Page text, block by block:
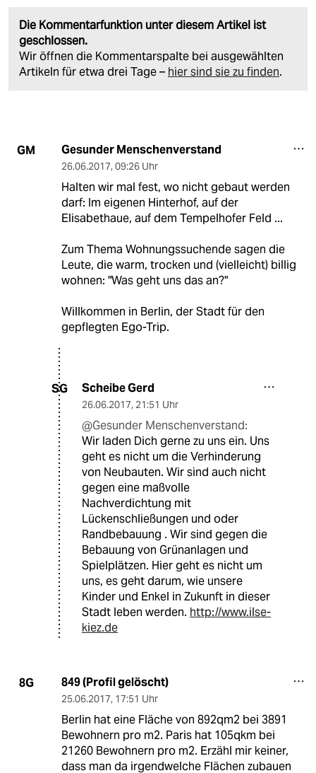
Die Kommentarfunktion unter diesem Artikel ist
geschlossen.
Wir öffnen die Kommentarspalte bei ausgewählten
Artikeln für etwa drei Tage – hier sind sie zu finden.
GM Gesunder Menschenverstand
26.06.2017, 09:26 Uhr
Halten wir mal fest, wo nicht gebaut werden
darf: Im eigenen Hinterhof, auf der
Elisabethaue, auf dem Tempelhofer Feld ...
Zum Thema Wohnungssuchende sagen die
Leute, die warm, trocken und (vielleicht) billig
wohnen: "Was geht uns das an?"
Willkommen in Berlin, der Stadt für den
gepflegten Ego-Trip.
SG Scheibe Gerd
26.06.2017, 21:51 Uhr
@Gesunder Menschenverstand:
Wir laden Dich gerne zu uns ein. Uns
geht es nicht um die Verhinderung
von Neubauten. Wir sind auch nicht
gegen eine maßvolle
Nachverdichtung mit
Lückenschließungen und oder
Randbebauung . Wir sind gegen die
Bebauung von Grünanlagen und
Spielplätzen. Hier geht es nicht um
uns, es geht darum, wie unsere
Kinder und Enkel in Zukunft in dieser
Stadt leben werden. http://www.ilse-
kiez.de
8G 849 (Profil gelöscht)
25.06.2017, 17:51 Uhr
Berlin hat eine Fläche von 892qm2 bei 3891
Bewohnern pro m2. Paris hat 105qkm bei
21260 Bewohnern pro m2. Erzähl mir keiner,
dass man da irgendwelche Flächen zubauen